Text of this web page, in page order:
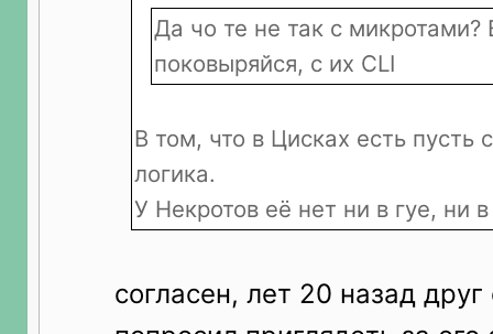
Да чо те не так с микротами?
поковыряйся, с их CLI
В том, что в Цисках есть пусть
логика.
У Некротов её нет ни в гуе, ни
согласен, лет 20 назад друг